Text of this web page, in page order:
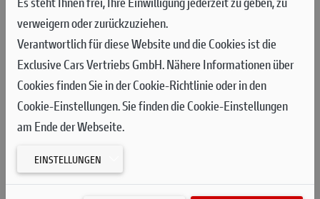
Session den sechsten Platz.
Im Sprint am Samstag gelang Márquez vom vierten Startplatz
aus ein perfekter Start, sodass er als Erster in die San-Donato-
Kurve einbog. Marc fuhr das Rennen dann umsichtig weiter und
hielt den fünften Platz bis zur Zielflagge. Bagnaia, der vom
sechsten Startplatz ins Rennen gegangen war, fiel in der ersten
Runde auf den elften Platz zurück. Dank eines konstanten
Tempos kämpfte sich Pecco dann wieder auf den siebten Platz
vor.
verweigern oder zurückzuziehen.
Verantwortlich für diese Website und die Cookies ist die
Exclusive Cars Vertriebs GmbH. Nähere Informationen über
Cookies finden Sie in der Cookie-Richtlinie oder in den
Cookie-Einstellungen. Sie finden die Cookie-Einstellungen
am Ende der Webseite.
EINSTELLUNGEN